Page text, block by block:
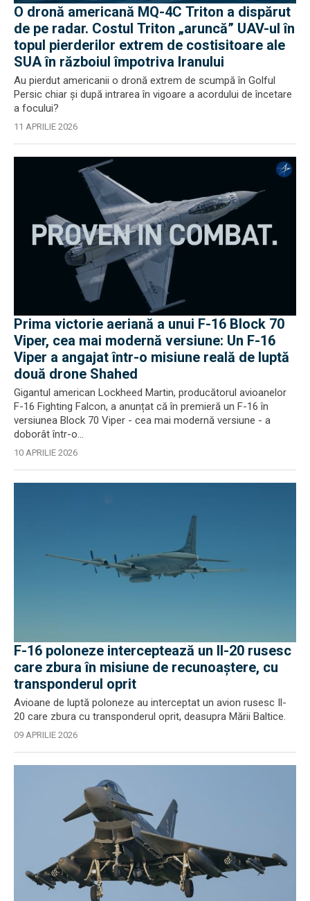
O dronă americană MQ-4C Triton a dispărut
de pe radar. Costul Triton „aruncă” UAV-ul în
topul pierderilor extrem de costisitoare ale
SUA în războiul împotriva Iranului
Au pierdut americanii o dronă extrem de scumpă în Golful
Persic chiar și după intrarea în vigoare a acordului de încetare
a focului?
11 APRILIE 2026
Prima victorie aeriană a unui F-16 Block 70
Viper, cea mai modernă versiune: Un F-16
Viper a angajat într-o misiune reală de luptă
două drone Shahed
Gigantul american Lockheed Martin, producătorul avioanelor
F-16 Fighting Falcon, a anunțat că în premieră un F-16 în
versiunea Block 70 Viper - cea mai modernă versiune - a
doborât într-o...
10 APRILIE 2026
F-16 poloneze interceptează un Il-20 rusesc
care zbura în misiune de recunoaștere, cu
transponderul oprit
Avioane de luptă poloneze au interceptat un avion rusesc Il-
20 care zbura cu transponderul oprit, deasupra Mării Baltice.
09 APRILIE 2026